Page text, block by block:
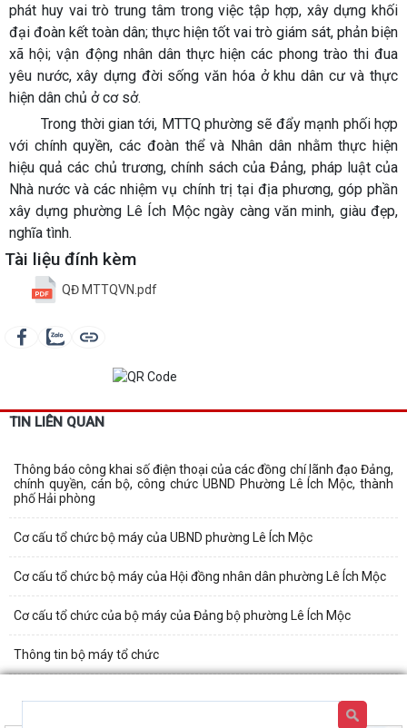
phát huy vai trò trung tâm trong việc tập hợp, xây dựng khối
đại đoàn kết toàn dân; thực hiện tốt vai trò giám sát, phản biện
xã hội; vận động nhân dân thực hiện các phong trào thi đua
yêu nước, xây dựng đời sống văn hóa ở khu dân cư và thực
hiện dân chủ ở cơ sở.
Trong thời gian tới, MTTQ phường sẽ đẩy mạnh phối hợp
với chính quyền, các đoàn thể và Nhân dân nhằm thực hiện
hiệu quả các chủ trương, chính sách của Đảng, pháp luật của
Nhà nước và các nhiệm vụ chính trị tại địa phương, góp phần
xây dựng phường Lê Ích Mộc ngày càng văn minh, giàu đẹp,
nghĩa tình.
Tài liệu đính kèm
QĐ MTTQVN.pdf
TIN LIÊN QUAN
Thông báo công khai số điện thoại của các đồng chí lãnh đạo Đảng,
chính quyền, cán bộ, công chức UBND Phường Lê Ích Mộc, thành
phố Hải phòng
Cơ cấu tổ chức bộ máy của UBND phường Lê Ích Mộc
Cơ cấu tổ chức bộ máy của Hội đồng nhân dân phường Lê Ích Mộc
Cơ cấu tổ chức của bộ máy của Đảng bộ phường Lê Ích Mộc
Thông tin bộ máy tổ chức